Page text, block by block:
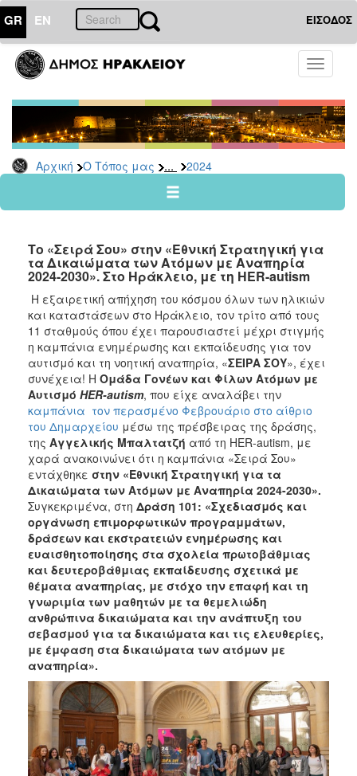
GR EN ΕΙΣΟΔΟΣ
Toggle
Αρχική Ο Τόπος μας ... 2024
ΤΟΠΟΣ
ΜΑΣ
Ανακοινώσεις
Αρχείο
2026
2024
2022
2021
2020
2019
2018
2017
2016
2015
2012
2011
ΔΗΜΟΣ
ΠΟΛΙΤΙΣΜΟΣ
ΑΝΘΕΚΤΙΚΗ
ΠΟΛΗ
Το «Σειρά Σου» στην «Εθνική Στρατηγική για
τα Δικαιώματα των Ατόμων με Αναπηρία
2024-2030». Στο Ηράκλειο, με τη HER-autism
Η εξαιρετική απήχηση του κόσμου όλων των ηλικιών
και καταστάσεων στο Ηράκλειο, τον τρίτο από τους
11 σταθμούς όπου έχει παρουσιαστεί μέχρι στιγμής
η καμπάνια ενημέρωσης και εκπαίδευσης για τον
αυτισμό και τη νοητική αναπηρία, «ΣΕΙΡΑ ΣΟΥ», έχει
συνέχεια! Η Ομάδα Γονέων και Φίλων Ατόμων με
Αυτισμό HER-autism, που είχε αναλάβει την
καμπάνια τον περασμένο Φεβρουάριο στο αίθριο
του Δημαρχείου μέσω της πρέσβειρας της δράσης,
της Αγγελικής Μπαλτατζή από τη HER-autism, με
χαρά ανακοινώνει ότι η καμπάνια «Σειρά Σου»
εντάχθηκε στην «Εθνική Στρατηγική για τα
Δικαιώματα των Ατόμων με Αναπηρία 2024-2030».
Συγκεκριμένα, στη Δράση 101: «Σχεδιασμός και
οργάνωση επιμορφωτικών προγραμμάτων,
δράσεων και εκστρατειών ενημέρωσης και
ευαισθητοποίησης στα σχολεία πρωτοβάθμιας
και δευτεροβάθμιας εκπαίδευσης σχετικά με
θέματα αναπηρίας, με στόχο την επαφή και τη
γνωριμία των μαθητών με τα θεμελιώδη
ανθρώπινα δικαιώματα και την ανάπτυξη του
σεβασμού́ για τα δικαιώματα και τις ελευθερίες,
με έμφαση στα δικαιώματα των ατόμων με
αναπηρία».